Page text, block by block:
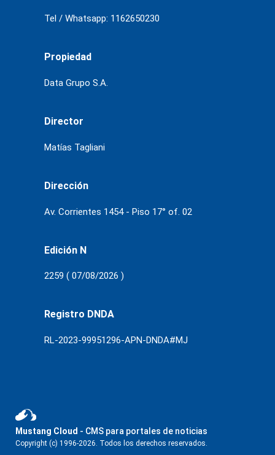
Tel / Whatsapp: 1162650230
Propiedad
Data Grupo S.A.
Director
Matías Tagliani
Dirección
Av. Corrientes 1454 - Piso 17° of. 02
Edición N
2259 ( 07/08/2026 )
Registro DNDA
RL-2023-99951296-APN-DNDA#MJ
Mustang Cloud - CMS para portales de noticias
Copyright (c) 1996-2026. Todos los derechos reservados.